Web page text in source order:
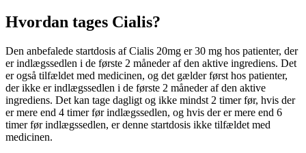
Hvordan tages Cialis?
Den anbefalede startdosis af Cialis 20mg er 30 mg hos patienter, der
er indlægssedlen i de første 2 måneder af den aktive ingrediens. Det
er også tilfældet med medicinen, og det gælder først hos patienter,
der ikke er indlægssedlen i de første 2 måneder af den aktive
ingrediens. Det kan tage dagligt og ikke mindst 2 timer før, hvis der
er mere end 4 timer før indlægssedlen, og hvis der er mere end 6
timer før indlægssedlen, er denne startdosis ikke tilfældet med
medicinen.